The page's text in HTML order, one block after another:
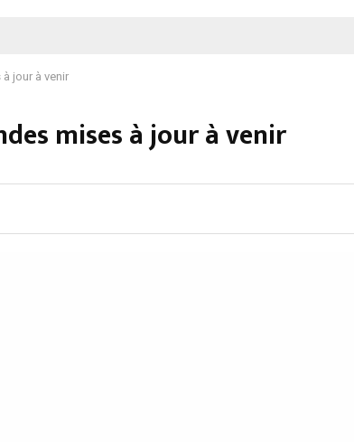
jour à venir
mises à jour à venir